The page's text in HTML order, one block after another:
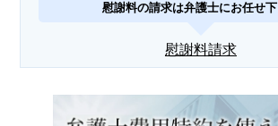
慰謝料の請求は弁護士にお任せ
慰謝料請求